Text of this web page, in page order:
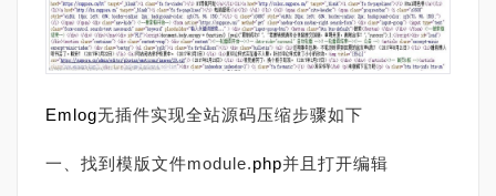
Emlog无插件实现全站源码压缩步骤如下
一、找到模版文件module.php并且打开编辑